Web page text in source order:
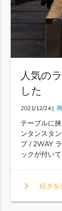
人気の
した
2021/12/24 |
テーブルに
ンタンスタ
プ / 2WAY
ックが付い
chevron_right 続きを